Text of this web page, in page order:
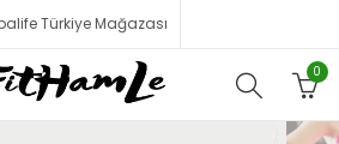
Türkiye Mağazası
0